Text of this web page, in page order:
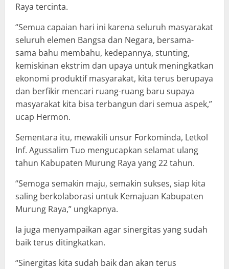
Raya tercinta.
“Semua capaian hari ini karena seluruh masyarakat
seluruh elemen Bangsa dan Negara, bersama-
sama bahu membahu, kedepannya, stunting,
kemiskinan ekstrim dan upaya untuk meningkatkan
ekonomi produktif masyarakat, kita terus berupaya
dan berfikir mencari ruang-ruang baru supaya
masyarakat kita bisa terbangun dari semua aspek,”
ucap Hermon.
Sementara itu, mewakili unsur Forkominda, Letkol
Inf. Agussalim Tuo mengucapkan selamat ulang
tahun Kabupaten Murung Raya yang 22 tahun.
“Semoga semakin maju, semakin sukses, siap kita
saling berkolaborasi untuk Kemajuan Kabupaten
Murung Raya,” ungkapnya.
Ia juga menyampaikan agar sinergitas yang sudah
baik terus ditingkatkan.
“Sinergitas kita sudah baik dan akan terus